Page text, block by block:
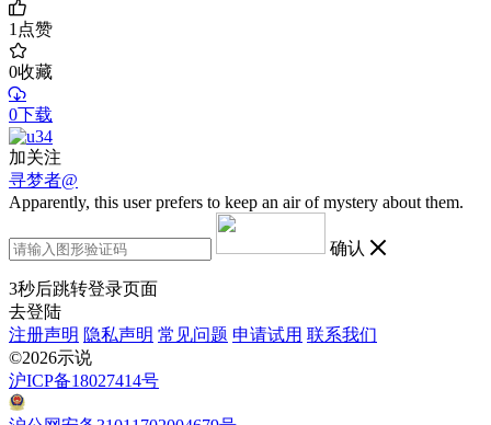
1点赞
0收藏
0下载
加关注
寻梦者@
Apparently, this user prefers to keep an air of mystery about them.
确认
3秒后跳转登录页面
去登陆
注册声明 隐私声明 常见问题 申请试用 联系我们
©2026示说
沪ICP备18027414号